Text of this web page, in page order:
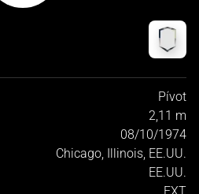
Pívot
2,11 m
08/10/1974
Chicago, Illinois, EE.UU.
EE.UU.